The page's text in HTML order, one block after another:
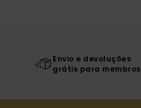
Envio e devoluções
grátis para membros